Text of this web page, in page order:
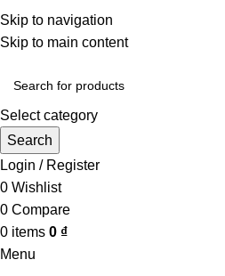
Skip to navigation
Skip to main content
Một uy tín - triệu niềm tin
Hotline : 0346394639 - 0973332499
Select category
Search
Login / Register
0 Wishlist
0 Compare
0 items 0 ₫
Menu